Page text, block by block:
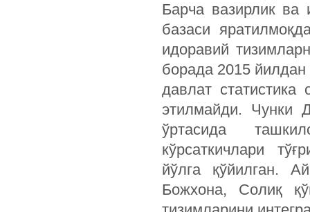
Барча вазирлик ва
базаси
идоравий
борада 2015
давлат
этилмайди. Чунки
ўртасида
кўрсаткичлари
йўлга қўйилган.
Божхона, Солиқ